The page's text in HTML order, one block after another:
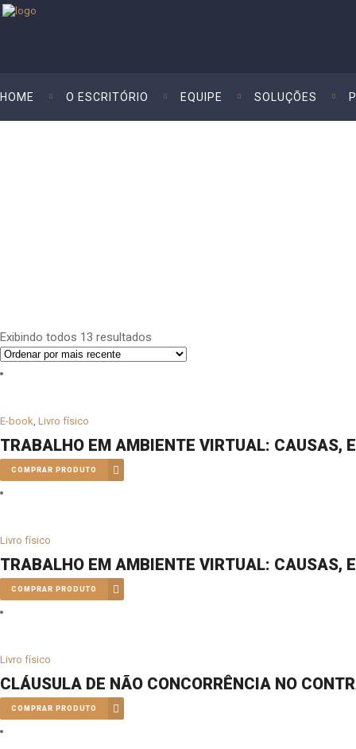
HOME O ESCRITÓRIO EQUIPE SOLUÇÕES
Exibindo todos 13 resultados
E-book, Livro físico
TRABALHO EM AMBIENTE VIRTUAL: CAUSAS,
COMPRAR PRODUTO
Livro físico
TRABALHO EM AMBIENTE VIRTUAL: CAUSAS,
COMPRAR PRODUTO
Livro físico
CLÁUSULA DE NÃO CONCORRÊNCIA NO
COMPRAR PRODUTO